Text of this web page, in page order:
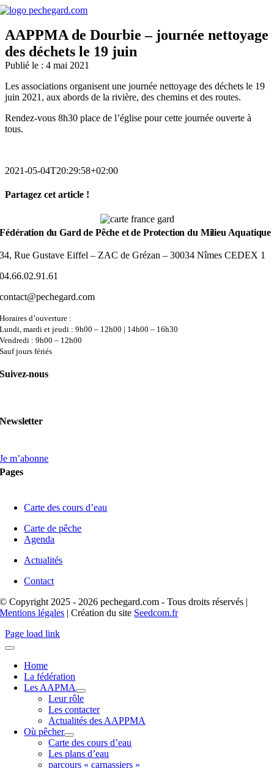
Passer
contenu
AAPPMA de Dourbie – journée nettoyage
des déchets le 19 juin
Publié le : 4 mai 2021
Les associations organisent une journée nettoyage des déchets le 19
juin 2021, aux abords de la rivière, des chemins et des routes.
Rendez-vous 8h30 place de l’église pour cette journée ouverte à
tous.
2021-05-04T20:29:58+02:00
Partagez cet article !
Fédération du Gard de Pêche et de Protection du Milieu Aquatique
34, Rue Gustave Eiffel – ZAC de Grézan – 30034 Nîmes CEDEX 1
04.66.02.91.61
contact@pechegard.com
Horaires d’ouverture :
Lundi, mardi et jeudi : 9h00 – 12h00 | 14h00 – 16h30
Vendredi : 9h00 – 12h00
Sauf jours fériés
Suivez-nous
Newsletter
Je m’abonne
Pages
Carte des cours d’eau
Carte de pêche
Agenda
Actualités
Contact
© Copyright 2025 - 2026 pechegard.com - Tous droits réservés |
Mentions légales | Création du site Seedcom.fr
Page load link
Home
La fédération
Les AAPMA
Leur rôle
Les contacter
Actualités des AAPPMA
Où pêcher
Carte des cours d’eau
Les plans d’eau
parcours « carnassiers »